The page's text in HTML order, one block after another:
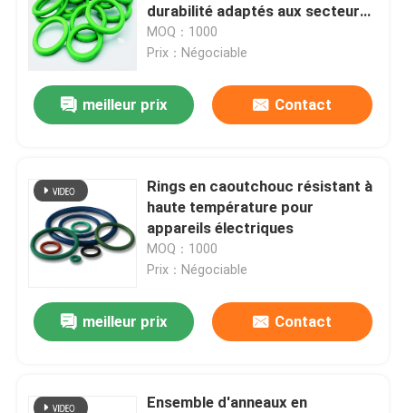
Aperçu
durabilité adaptés aux secteurs
du pétrole, du gaz et de l'énergie
nécessitant des composants
MOQ：1000
Prix：Négociable
meilleur prix Contact
Rings en caoutchouc résistant à
haute température pour
appareils électriques
MOQ：1000
Prix：Négociable
meilleur prix Contact
Ensemble d'anneaux en